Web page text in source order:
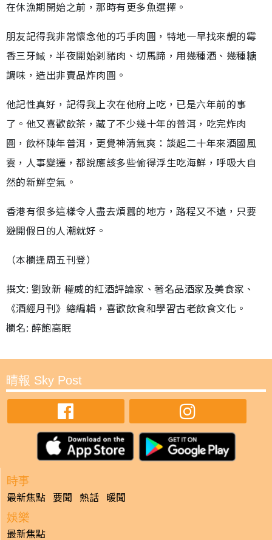
在休漁期開始之前，那時有更多魚選擇。
朋友記得我非常懷念他的巧手肉圓，特地一早找來靚的霉
香三牙䱛，半夜開始刴豬肉、切馬蹄，用幾種酒、幾種糖
調味，造出非賣品炸肉圓。
他記性真好，記得我上次在他府上吃，已是六年前的事
了。他又喜歡飲茶，藏了不少幾十年的普洱，吃完炸肉
圓，飲杯陳年普洱，更覺神清氣爽：談起二十年來酒國風
雲，人事變遷，都說應該多些偷得浮生吃海鮮，呼吸大自
然的新鮮空氣。
香港有很多這樣令人盡去煩囂的地方，路程又不遠，只要
避開假日的人潮就好。
（本欄逢周五刊登）
撰文: 劉致新 權威的紅酒評論家、著名品酒家及美食家、
《酒經月刊》總編輯，喜歡飲食和學習古老飲食文化。
欄名: 醉飽高眠
晴報 Sky Post
時事
最新焦點 要聞 熱話 暖聞
娛樂
最新焦點